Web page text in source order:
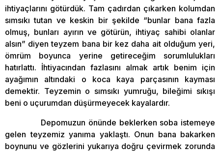
ihtiyaçlarını götürdük. Tam çadırdan çıkarken kolumdan
sımsıkı tutan ve keskin bir şekilde “bunlar bana fazla
olmuş, bunları ayırın ve götürün, ihtiyaç sahibi olanlar
alsın” diyen teyzem bana bir kez daha ait olduğum yeri,
ömrüm boyunca yerine getireceğim sorumlulukları
hatırlattı. İhtiyacından fazlasını almak artık benim için
ayağımın altındaki o koca kaya parçasının kayması
demektir. Teyzemin o sımsıkı yumruğu, bileğimi sıkışı
beni o uçurumdan düşürmeyecek kayalardır.
Depomuzun önünde beklerken soba istemeye
gelen teyzemiz yanıma yaklaştı. Onun bana bakarken
boynunu ve gözlerini yukarıya doğru çevirmek zorunda